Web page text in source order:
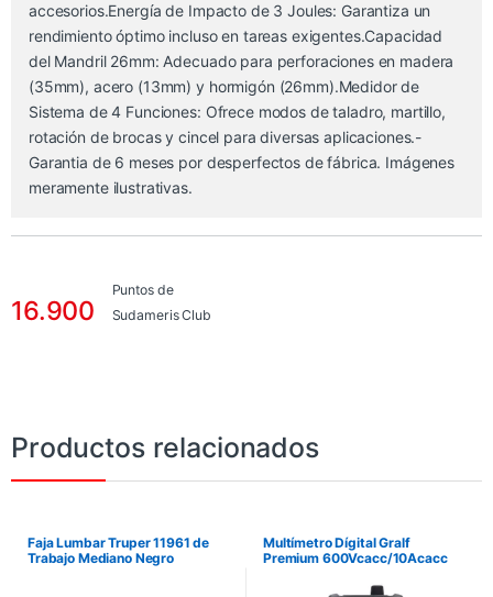
accesorios.Energía de Impacto de 3 Joules: Garantiza un
rendimiento óptimo incluso en tareas exigentes.Capacidad
del Mandril 26mm: Adecuado para perforaciones en madera
(35mm), acero (13mm) y hormigón (26mm).Medidor de
Sistema de 4 Funciones: Ofrece modos de taladro, martillo,
rotación de brocas y cincel para diversas aplicaciones.-
Garantia de 6 meses por desperfectos de fábrica. Imágenes
meramente ilustrativas.
16.900
Puntos de
Sudameris Club
Productos relacionados
Faja Lumbar Truper 11961 de
Trabajo Mediano Negro
Multímetro Dígital Gralf
Premium 600Vcacc/10Acacc